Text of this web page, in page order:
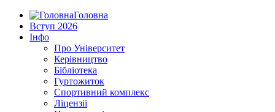
Головна
Вступ 2026
Інфо
Про Університет
Керівництво
Бібліотека
Гуртожиток
Спортивний комплекс
Ліцензіі